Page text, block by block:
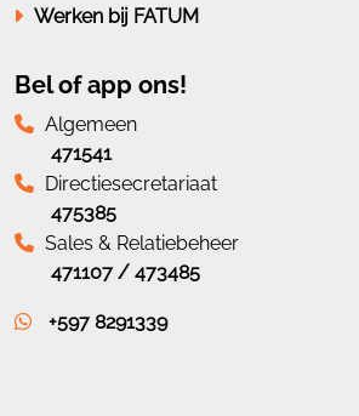
Werken bij FATUM
Bel of app ons!
Algemeen
471541
Directiesecretariaat
475385
Sales & Relatiebeheer
471107 / 473485
+597 8291339